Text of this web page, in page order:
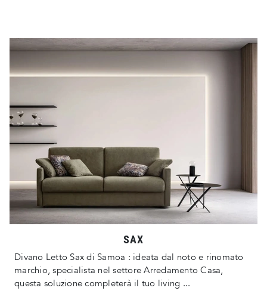
SAX
Divano Letto Sax di Samoa : ideata dal noto e rinomato
marchio, specialista nel settore Arredamento Casa,
questa soluzione completerà il tuo living ...